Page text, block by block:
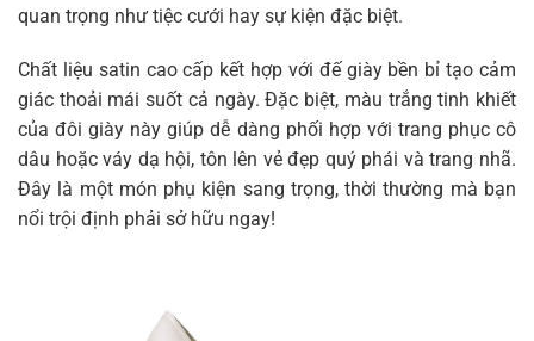
quan trọng như tiệc cưới hay sự kiện đặc biệt.
Chất liệu satin cao cấp kết hợp với đế giày bền bỉ tạo cảm
giác thoải mái suốt cả ngày. Đặc biệt, màu trắng tinh khiết
của đôi giày này giúp dễ dàng phối hợp với trang phục cô
dâu hoặc váy dạ hội, tôn lên vẻ đẹp quý phái và trang nhã.
Đây là một món phụ kiện sang trọng, thời thường mà bạn
nổi trội định phải sở hữu ngay!